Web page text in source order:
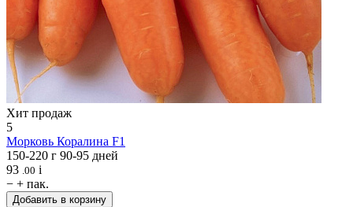
Хит продаж
5
Морковь Коралина F1
150-220 г 90-95 дней
93 .00 i
− + пак.
Добавить в корзину